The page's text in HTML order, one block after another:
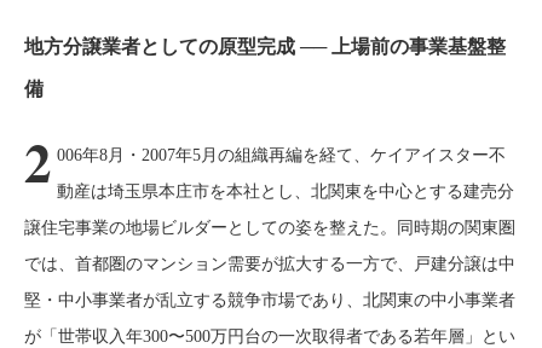
地方分譲業者としての原型完成 ── 上場前の事業基盤整
備
2 006年8月・2007年5月の組織再編を経て、ケイアイスター不
動産は埼玉県本庄市を本社とし、北関東を中心とする建売分
譲住宅事業の地場ビルダーとしての姿を整えた。同時期の関東圏
では、首都圏のマンション需要が拡大する一方で、戸建分譲は中
堅・中小事業者が乱立する競争市場であり、北関東の中小事業者
が「世帯収入年300〜500万円台の一次取得者である若年層」とい